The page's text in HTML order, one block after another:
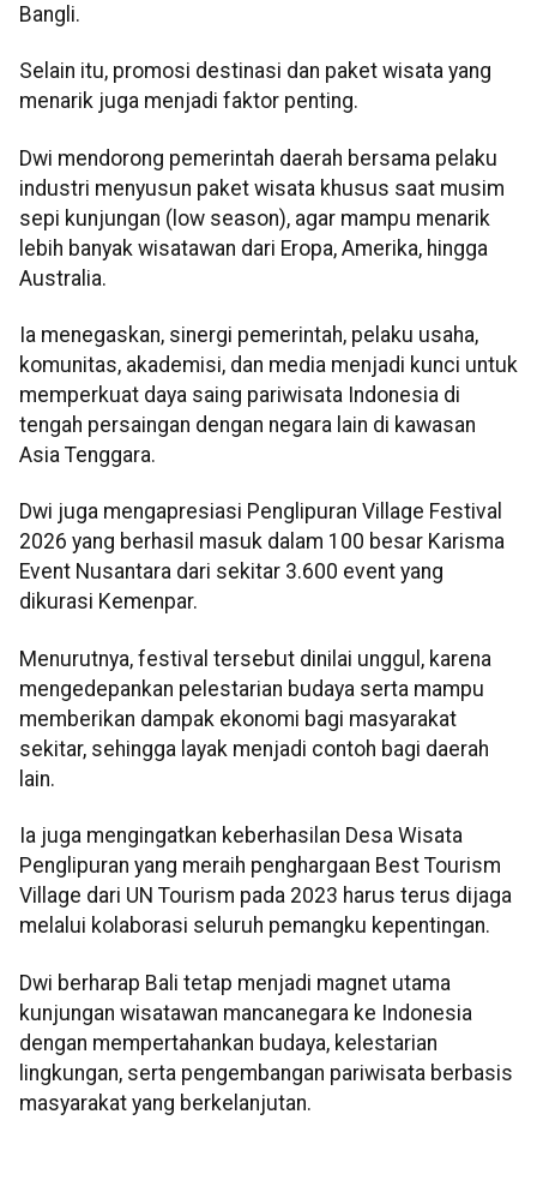
Bangli.
Selain itu, promosi destinasi dan paket wisata yang
menarik juga menjadi faktor penting.
Dwi mendorong pemerintah daerah bersama pelaku
industri menyusun paket wisata khusus saat musim
sepi kunjungan (low season), agar mampu menarik
lebih banyak wisatawan dari Eropa, Amerika, hingga
Australia.
Ia menegaskan, sinergi pemerintah, pelaku usaha,
komunitas, akademisi, dan media menjadi kunci untuk
memperkuat daya saing pariwisata Indonesia di
tengah persaingan dengan negara lain di kawasan
Asia Tenggara.
Dwi juga mengapresiasi Penglipuran Village Festival
2026 yang berhasil masuk dalam 100 besar Karisma
Event Nusantara dari sekitar 3.600 event yang
dikurasi Kemenpar.
Menurutnya, festival tersebut dinilai unggul, karena
mengedepankan pelestarian budaya serta mampu
memberikan dampak ekonomi bagi masyarakat
sekitar, sehingga layak menjadi contoh bagi daerah
lain.
Ia juga mengingatkan keberhasilan Desa Wisata
Penglipuran yang meraih penghargaan Best Tourism
Village dari UN Tourism pada 2023 harus terus dijaga
melalui kolaborasi seluruh pemangku kepentingan.
Dwi berharap Bali tetap menjadi magnet utama
kunjungan wisatawan mancanegara ke Indonesia
dengan mempertahankan budaya, kelestarian
lingkungan, serta pengembangan pariwisata berbasis
masyarakat yang berkelanjutan.